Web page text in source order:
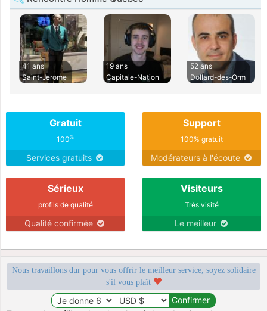
41 ans
Saint-Jerome
19 ans
Capitale-Nation
52 ans
Dollard-des-Orm
Gratuit
100%
Services gratuits
Support
100% gratuit
Modérateurs à l'écoute
Sérieux
profils de qualité
Qualité confirmée
Visiteurs
Très visité
Le meilleur
Nous travaillons dur pour vous offrir le meilleur service, soyez solidaire
s'il vous plaît